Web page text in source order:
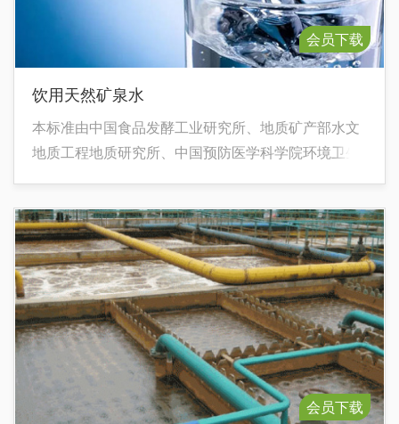
会员下载
饮用天然矿泉水
本标准由中国食品发酵工业研究所、地质矿产部水文
地质工程地质研究所、中国预防医学科学院环境卫生
会员下载